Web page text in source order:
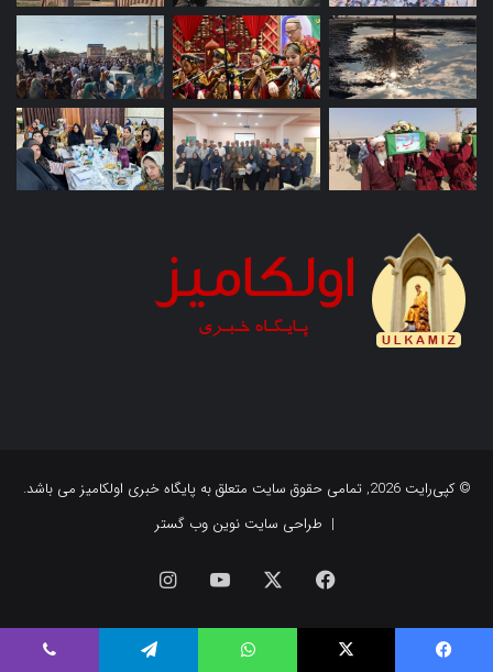
© کپی‌رایت 2026, تمامی حقوق سایت متعلق به پایگاه خبری اولکامیز می باشد.
| طراحی سایت نوین وب گستر
فیس
بوک
یوتیوب